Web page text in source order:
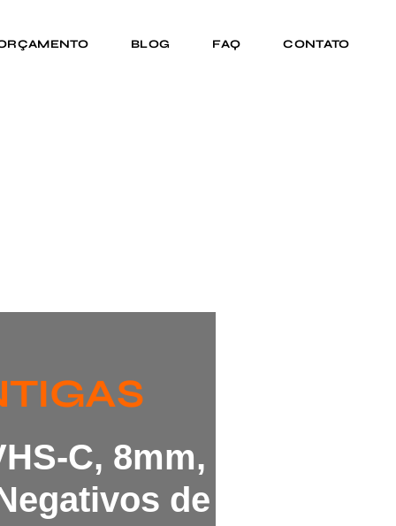
BLOG FAQ CONTATO
C, 8mm,
de